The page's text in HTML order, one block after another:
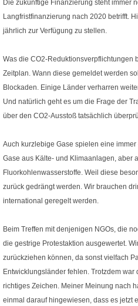
Die zukünftige Finanzierung steht immer
Langfristfinanzierung nach 2020 betrifft.
jährlich zur Verfügung zu stellen.
Was die CO2-Reduktionsverpflichtungen
Zeitplan. Wann diese gemeldet werden
Blockaden. Einige Länder verharren
Und natürlich geht es um die Frage der
über den CO2-Ausstoß tatsächlich
Auch kurzlebige Gase spielen eine
Gase aus Kälte- und Klimaanlagen, aber
Fluorkohlenwasserstoffe. Weil diese
zurück gedrängt werden. Wir brauchen
international geregelt werden.
Beim Treffen mit denjenigen NGOs, die
die gestrige Protestaktion ausgewertet.
zurückziehen können, da sonst vielfach
Entwicklungsländer fehlen. Trotzdem war
richtiges Zeichen. Meiner Meinung nach
einmal darauf hingewiesen, dass es jetzt